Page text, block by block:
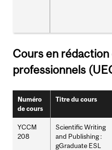
Cours en
professionnels
Numéro
de cours
Titre du cours
YCCM
208
Scientific Writing
and Publishing :
gGraduate ESL